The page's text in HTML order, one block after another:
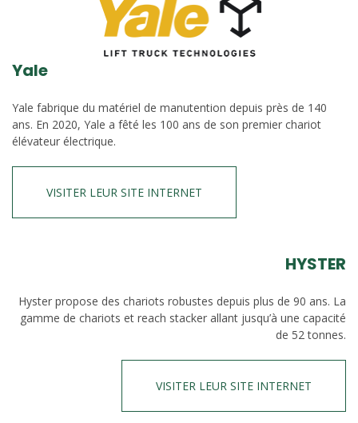
Yale
Yale fabrique du matériel de manutention depuis près de 140
ans. En 2020, Yale a fêté les 100 ans de son premier chariot
élévateur électrique.
VISITER LEUR SITE INTERNET
HYSTER
Hyster propose des chariots robustes depuis plus de 90 ans. La
gamme de chariots et reach stacker allant jusqu’à une capacité
de 52 tonnes.
VISITER LEUR SITE INTERNET